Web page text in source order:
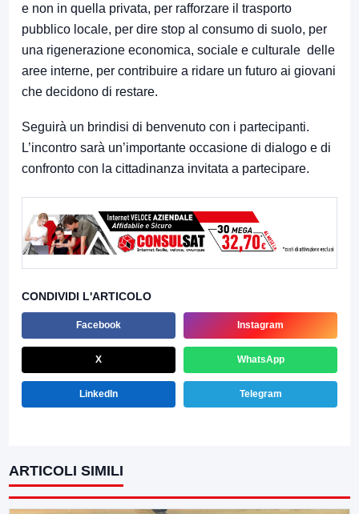
e non in quella privata, per rafforzare il trasporto
pubblico locale, per dire stop al consumo di suolo, per
una rigenerazione economica, sociale e culturale delle
aree interne, per contribuire a ridare un futuro ai giovani
che decidono di restare.
Seguirà un brindisi di benvenuto con i partecipanti.
L’incontro sarà un’importante occasione di dialogo e di
confronto con la cittadinanza invitata a partecipare.
CONDIVIDI L'ARTICOLO
Facebook Instagram
X WhatsApp
LinkedIn Telegram
ARTICOLI SIMILI